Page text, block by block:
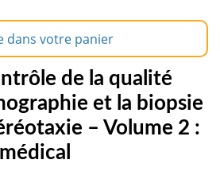
dans votre panier
de la qualité
et la biopsie
– Volume 2 :